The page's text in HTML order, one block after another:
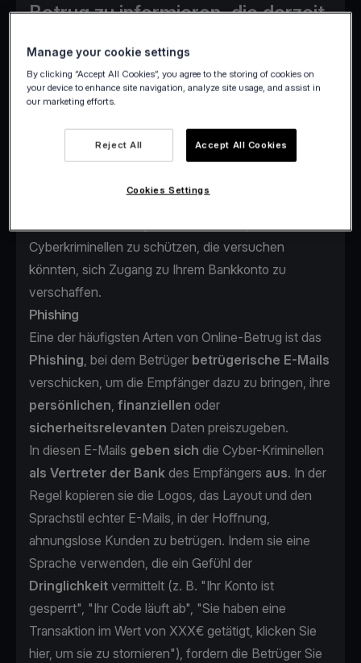
Betrug zu informieren, die derzeit
Bei Viva.com stehtIhre Sicherheitimmer an erster
Stelle. Daher fühlen wir uns verpflichtet, Sie über die
Cyberkriminellen zu schützen, die versuchen
könnten, sich Zugang zu Ihrem Bankkonto zu
verschaffen.
Phishing
Eine der häufigsten Arten von Online-Betrug ist das
Phishing, bei dem Betrüger betrügerische E-Mails
verschicken, um die Empfänger dazu zu bringen, ihre
persönlichen, finanziellen oder
sicherheitsrelevanten Daten preiszugeben.
In diesen E-Mails geben sich die Cyber-Kriminellen
als Vertreter der Bank des Empfängers aus. In der
Regel kopieren sie die Logos, das Layout und den
Sprachstil echter E-Mails, in der Hoffnung,
ahnungslose Kunden zu betrügen. Indem sie eine
Sprache verwenden, die ein Gefühl der
Dringlichkeit vermittelt (z. B. "Ihr Konto ist
gesperrt", "Ihr Code läuft ab", "Sie haben eine
Transaktion im Wert von XXX€ getätigt, klicken Sie
hier, um sie zu stornieren"), fordern die Betrüger Sie
Manage your cookie settings
By clicking “Accept All Cookies”, you agree to the storing of cookies on
your device to enhance site navigation, analyze site usage, and assist in
our marketing efforts.
Reject All Accept All Cookies
Cookies Settings